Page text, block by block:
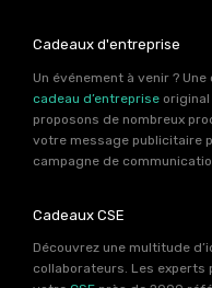
Cadeaux d'entreprise
Un événement à venir ?
cadeau d’entreprise original
proposons de nombreux
votre message publicitaire
campagne de
Cadeaux CSE
Découvrez une multitude
collaborateurs. Les experts